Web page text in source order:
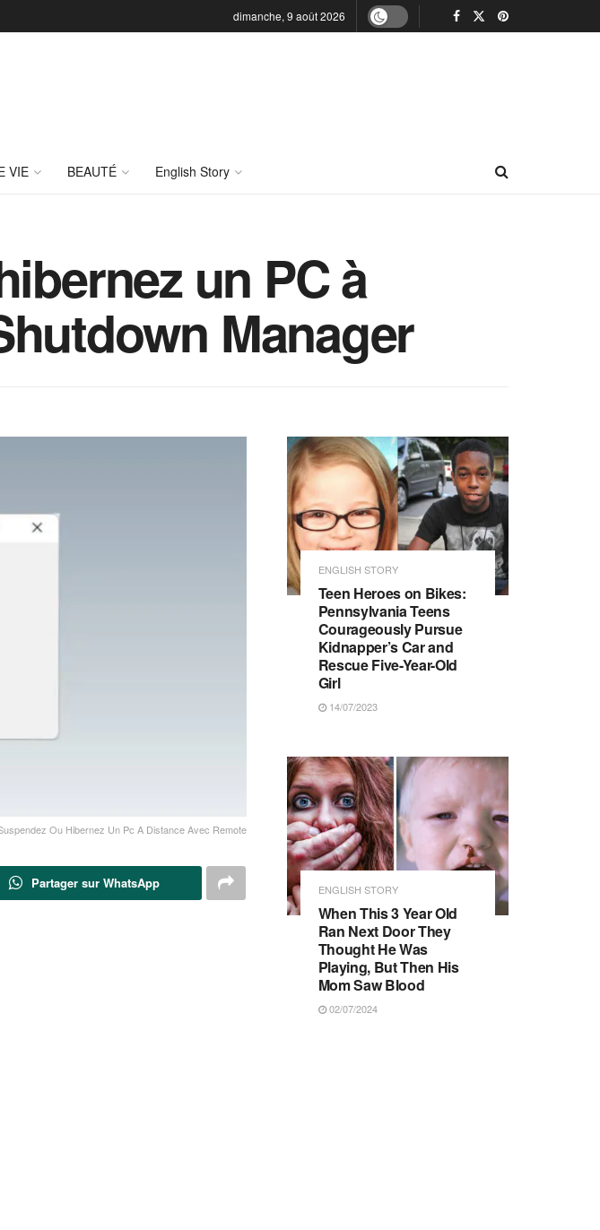
dimanche, 9 août 2026
VIE BEAUTÉ English Story
un PC à
Manager
Ou Hibernez Un Pc A Distance Avec Remote
Partager sur WhatsApp
ENGLISH STORY
Teen Heroes on Bikes:
Pennsylvania Teens
Courageously Pursue
Kidnapper’s Car and
Rescue Five-Year-Old
Girl
14/07/2023
ENGLISH STORY
When This 3 Year Old
Ran Next Door They
Thought He Was
Playing, But Then His
Mom Saw Blood
02/07/2024